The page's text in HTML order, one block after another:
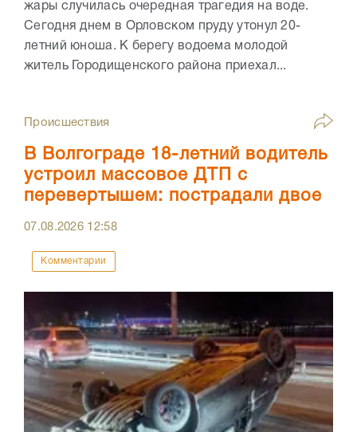
жары случилась очередная трагедия на воде.
Сегодня днем в Орловском пруду утонул 20-
летний юноша. К берегу водоема молодой
житель Городищенского района приехал...
Происшествия
В Волгограде 18-летний водитель
устроил массовое ДТП с
перевертышем: пострадали двое
07.08.2026 12:58
Комментарии